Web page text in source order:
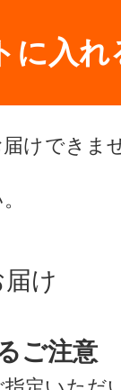
に入れ
けできま
け
ご注意